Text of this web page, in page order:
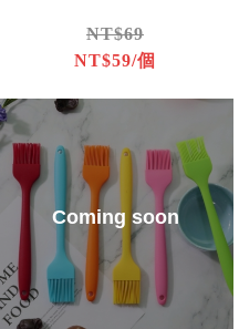
NT$69
NT$59/個
Coming soon